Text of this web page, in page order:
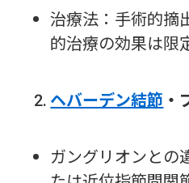
治療法：手術的摘
的治療の効果は限
ヘバーデン結節 ・
ガングリオンとの